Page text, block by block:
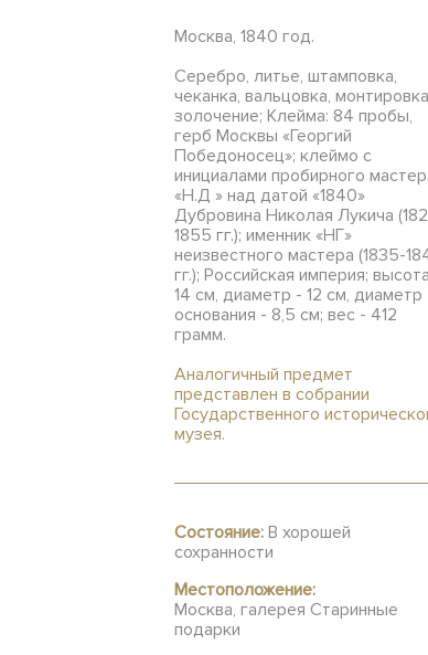
Москва, 1840 год.
Серебро, литье, штамповка,
чеканка, вальцовка,
золочение; Клейма: 84 пробы,
герб Москвы «Георгий
Победоносец»; клеймо с
инициалами пробирного
«Н.Д » над датой «1840»
Дубровина Николая Лукича
1855 гг.); именник «НГ»
неизвестного мастера (1835-
гг.); Российская империя;
14 см, диаметр - 12 см, диаметр
основания - 8,5 см; вес - 412
грамм.
Аналогичный предмет
представлен в собрании
Государственного
музея.
Состояние: В хорошей
сохранности
Местоположение:
Москва, галерея Старинные
подарки